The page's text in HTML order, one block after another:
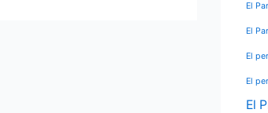
El
El
El
El
El